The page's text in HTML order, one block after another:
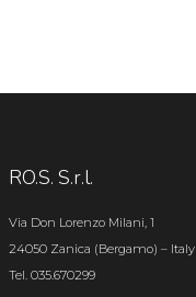
RO.S. S.r.l.
Via Don Lorenzo Milani, 1
24050 Zanica (Bergamo) – Italy
Tel. 035.670299